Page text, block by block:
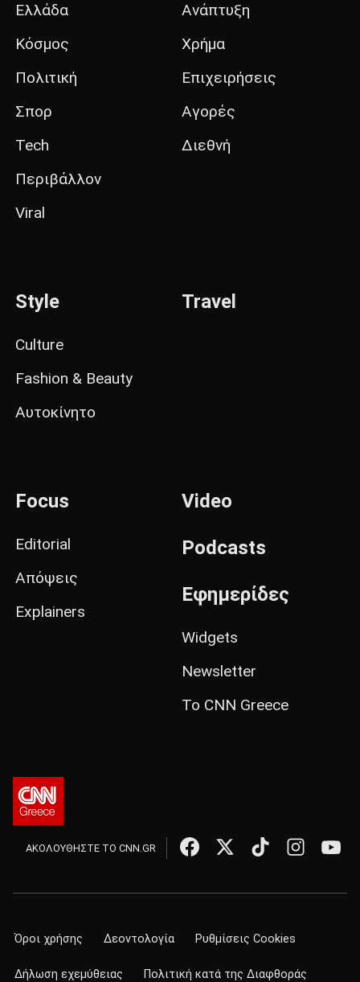
Ελλάδα
Κόσμος
Πολιτική
Σπορ
Tech
Περιβάλλον
Viral
Ανάπτυξη
Χρήμα
Επιχειρήσεις
Αγορές
Διεθνή
Style
Culture
Fashion & Beauty
Αυτοκίνητο
Travel
Focus
Editorial
Απόψεις
Explainers
Video
Podcasts
Εφημερίδες
Widgets
Newsletter
Το CNN Greece
ΑΚΟΛΟΥΘΗΣΤΕ ΤΟ CNN.GR
Όροι χρήσης Δεοντολογία Ρυθμίσεις Cookies
Δήλωση εχεμύθειας Πολιτική κατά της Διαφθοράς